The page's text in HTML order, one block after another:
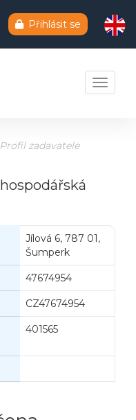
Přihlásit se
Toggle
Profil zadavatele
Jílová 6, 787 01,
Šumperk
47674954
CZ47674954
401565